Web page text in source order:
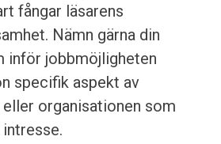
fångar läsarens
Nämn gärna din
inför jobbmöjligheten
specifik aspekt av
organisationen som